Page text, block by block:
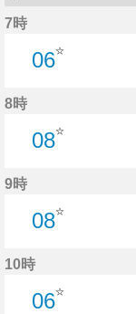
7時
06☆
8時
08☆
9時
08☆
10時
06☆